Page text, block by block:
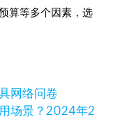
算等多个因素，选
网络问卷
场景？2024年2